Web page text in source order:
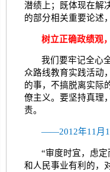
潜绩上；既体现在解
的部分相关重要论述
树立正确政绩观
我们要牢记全心
众路线教育实践活动
的事，不搞脱离实际
僚主义。要坚持真理
责。
——2012年11月
“审度时宜，虑
和人民事业有利的，